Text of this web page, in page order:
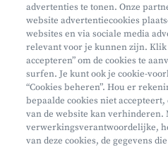
Mifid
Privacy
Juridische info
Onderworpen aan de controle van
advertenties te tonen. Onze
website advertentiecookies
websites en via sociale media
relevant voor je kunnen zijn. Klik
accepteren” om de cookies te
surfen. Je kunt ook je cookie-
“Cookies beheren”. Hou er
bepaalde cookies niet
van de website kan
verwerkingsverantwoordelijke,
van deze cookies, de gegevens